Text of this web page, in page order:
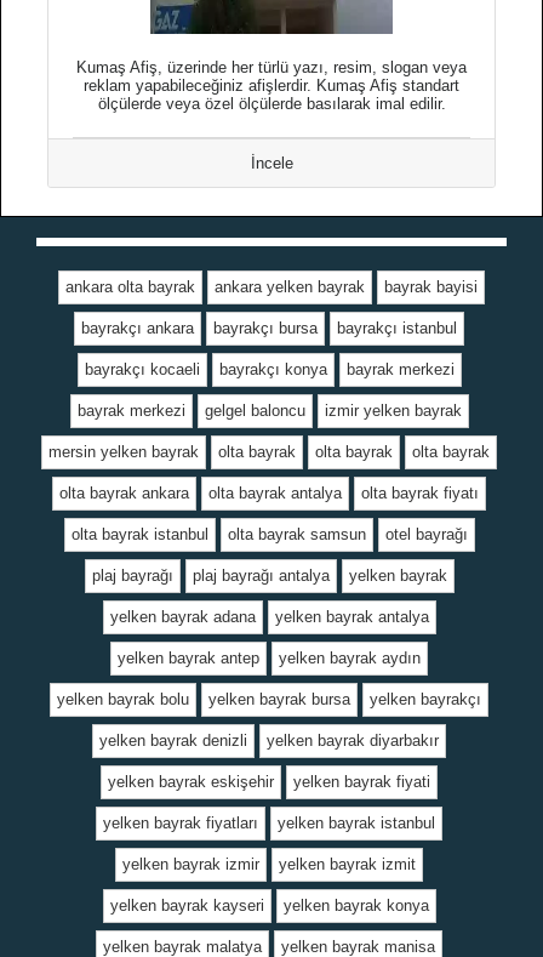
Kumaş Afiş, üzerinde her türlü yazı, resim, slogan veya
reklam yapabileceğiniz afişlerdir. Kumaş Afiş standart
ölçülerde veya özel ölçülerde basılarak imal edilir.
İncele
ankara olta bayrak ankara yelken bayrak bayrak bayisi
bayrakçı ankara bayrakçı bursa bayrakçı istanbul
bayrakçı kocaeli bayrakçı konya bayrak merkezi
bayrak merkezi gelgel baloncu izmir yelken bayrak
mersin yelken bayrak olta bayrak olta bayrak olta bayrak
olta bayrak ankara olta bayrak antalya olta bayrak fiyatı
olta bayrak istanbul olta bayrak samsun otel bayrağı
plaj bayrağı plaj bayrağı antalya yelken bayrak
yelken bayrak adana yelken bayrak antalya
yelken bayrak antep yelken bayrak aydın
yelken bayrak bolu yelken bayrak bursa yelken bayrakçı
yelken bayrak denizli yelken bayrak diyarbakır
yelken bayrak eskişehir yelken bayrak fiyati
yelken bayrak fiyatları yelken bayrak istanbul
yelken bayrak izmir yelken bayrak izmit
yelken bayrak kayseri yelken bayrak konya
yelken bayrak malatya yelken bayrak manisa